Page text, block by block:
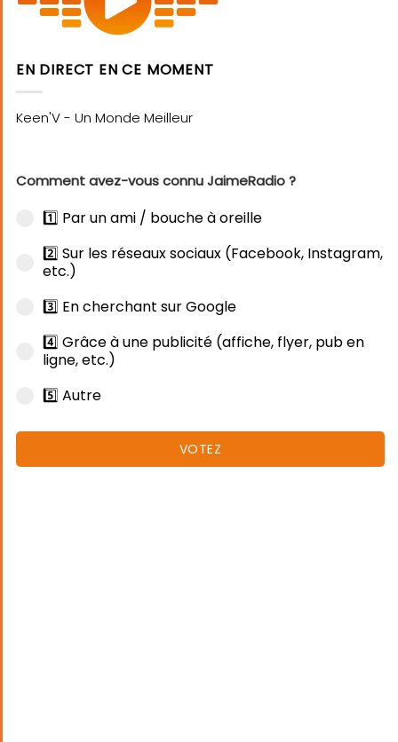
EN DIRECT EN CE MOMENT
Comment avez-vous connu JaimeRadio ?
1️⃣ Par un ami / bouche à oreille
2️⃣ Sur les réseaux sociaux (Facebook, Instagram,
etc.)
3️⃣ En cherchant sur Google
4️⃣ Grâce à une publicité (affiche, flyer, pub en
ligne, etc.)
5️⃣ Autre
VOTEZ